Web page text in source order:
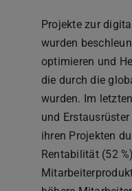
Projekte zur
wurden
optimieren und
die durch die
wurden. Im
und
ihren Projekten
Rentabilität (52